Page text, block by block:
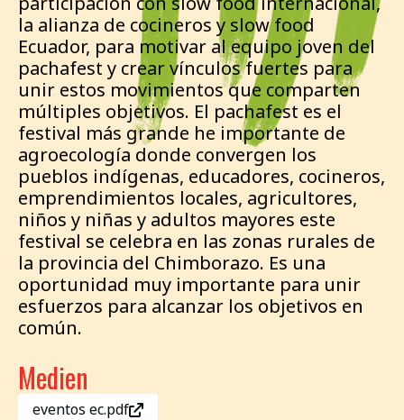
la alianza de cocineros y slow food
Ecuador, para motivar al equipo joven del
pachafest y crear vínculos fuertes para
unir estos movimientos que comparten
múltiples objetivos. El pachafest es el
festival más grande he importante de
agroecología donde convergen los
pueblos indígenas, educadores, cocineros,
emprendimientos locales, agricultores,
niños y niñas y adultos mayores este
festival se celebra en las zonas rurales de
la provincia del Chimborazo. Es una
oportunidad muy importante para unir
esfuerzos para alcanzar los objetivos en
común.
Medien
eventos ec.pdf